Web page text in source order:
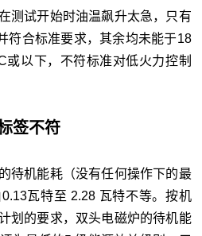
测试开始时油温飙升太急，只有
符合标准要求，其余均未能于18
或以下，不符标准对低火力控制
签不符
待机能耗（没有任何操作下的最
瓦特至 2.28 瓦特不等。按机
划的要求，双头电磁炉的待机能